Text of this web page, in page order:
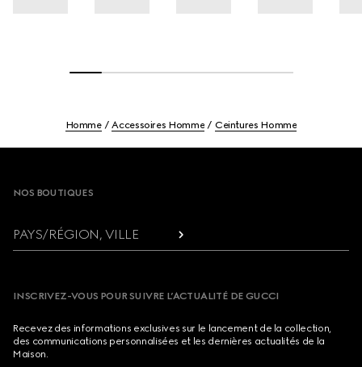
Homme Accessoires Homme Ceintures Homme
NOS BOUTIQUES
PAYS/RÉGION, VILLE
INSCRIVEZ-VOUS POUR SUIVRE L’ACTUALITÉ DE GUCCI
Recevez des informations exclusives sur le lancement de la collection,
des communications personnalisées et les dernières actualités de la
Maison.